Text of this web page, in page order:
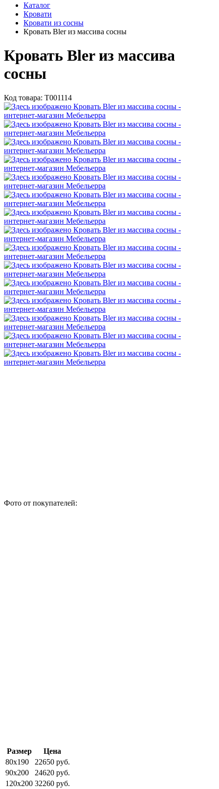
Каталог
Кровати
Кровати из сосны
Кровать Bler из массива сосны
Кровать Bler из массива
сосны
Код товара: Т001114
Фото от покупателей:
Размер
Цена
80x190
22650 руб.
90x200
24620 руб.
120x200 32260 руб.